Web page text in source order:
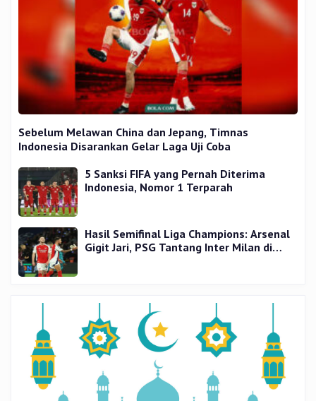
Sebelum Melawan China dan Jepang, Timnas
Indonesia Disarankan Gelar Laga Uji Coba
5 Sanksi FIFA yang Pernah Diterima
Indonesia, Nomor 1 Terparah
Hasil Semifinal Liga Champions: Arsenal
Gigit Jari, PSG Tantang Inter Milan di